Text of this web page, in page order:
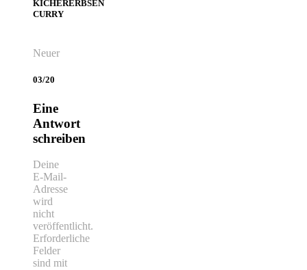
KICHERERBSEN
CURRY
Neuer
03/20
Eine
Antwort
schreiben
Deine
E-Mail-
Adresse
wird
nicht
veröffentlicht.
Erforderliche
Felder
sind mit